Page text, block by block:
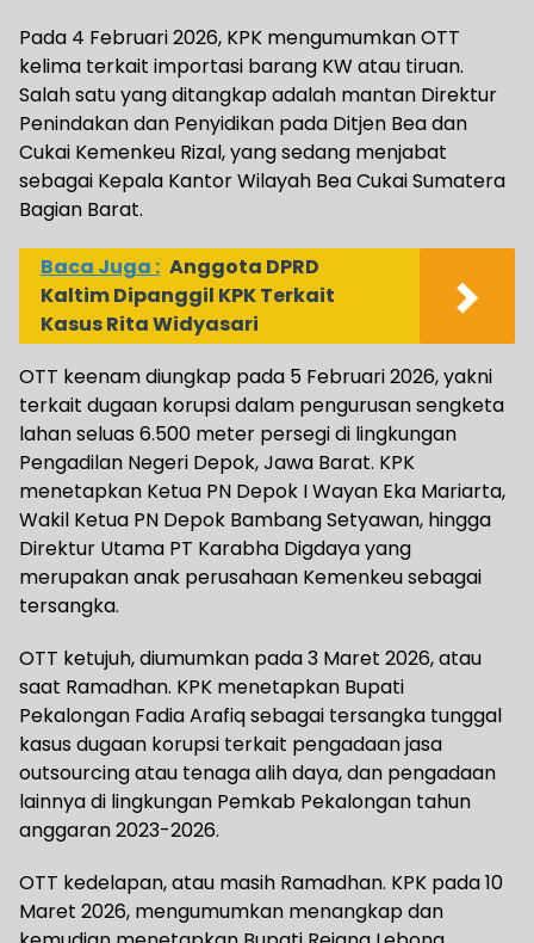
Pada 4 Februari 2026, KPK mengumumkan OTT
kelima terkait importasi barang KW atau tiruan.
Salah satu yang ditangkap adalah mantan Direktur
Penindakan dan Penyidikan pada Ditjen Bea dan
Cukai Kemenkeu Rizal, yang sedang menjabat
sebagai Kepala Kantor Wilayah Bea Cukai Sumatera
Bagian Barat.
Baca Juga : Anggota DPRD
Kaltim Dipanggil KPK Terkait
Kasus Rita Widyasari
OTT keenam diungkap pada 5 Februari 2026, yakni
terkait dugaan korupsi dalam pengurusan sengketa
lahan seluas 6.500 meter persegi di lingkungan
Pengadilan Negeri Depok, Jawa Barat. KPK
menetapkan Ketua PN Depok I Wayan Eka Mariarta,
Wakil Ketua PN Depok Bambang Setyawan, hingga
Direktur Utama PT Karabha Digdaya yang
merupakan anak perusahaan Kemenkeu sebagai
tersangka.
OTT ketujuh, diumumkan pada 3 Maret 2026, atau
saat Ramadhan. KPK menetapkan Bupati
Pekalongan Fadia Arafiq sebagai tersangka tunggal
kasus dugaan korupsi terkait pengadaan jasa
outsourcing atau tenaga alih daya, dan pengadaan
lainnya di lingkungan Pemkab Pekalongan tahun
anggaran 2023-2026.
OTT kedelapan, atau masih Ramadhan. KPK pada 10
Maret 2026, mengumumkan menangkap dan